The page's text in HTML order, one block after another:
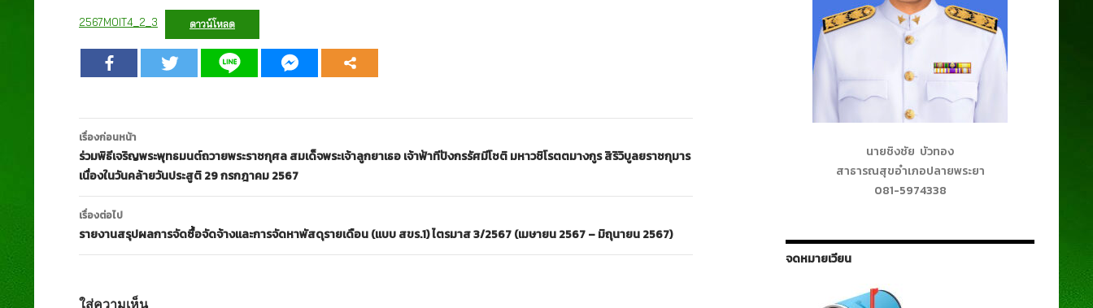
2567MOIT4_2_3 ดาวน์โหลด
เมนู
นำทาง
เรื่อง
เรื่องก่อนหน้า
ร่วมพิธีเจริญพระพุทธมนต์ถวายพระราชกุศล สมเด็จพระเจ้าลูกยาเธอ เจ้าฟ้าทีปังกรรัศมีโชติ มหาวชิโรตตมางกูร สิริวิบูลยราชกุมาร
เนื่องในวันคล้ายวันประสูติ 29 กรกฎาคม 2567
เรื่องต่อไป
รายงานสรุปผลการจัดซื้อจัดจ้างและการจัดหาพัสดุรายเดือน (แบบ สขร.1) ไตรมาส 3/2567 (เมษายน 2567 – มิถุนายน 2567)
ใส่ความเห็น
นายชิงชัย บัวทอง
สาธารณสุขอำเภอปลายพระยา
081-5974338
จดหมายเวียน